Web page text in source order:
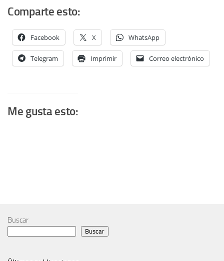
Comparte esto:
Facebook X WhatsApp
Telegram Imprimir Correo electrónico
Me gusta esto:
Buscar
Buscar